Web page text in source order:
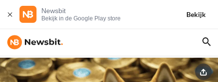
Newsbit
Bekijk in de Google Play store
Bekijk